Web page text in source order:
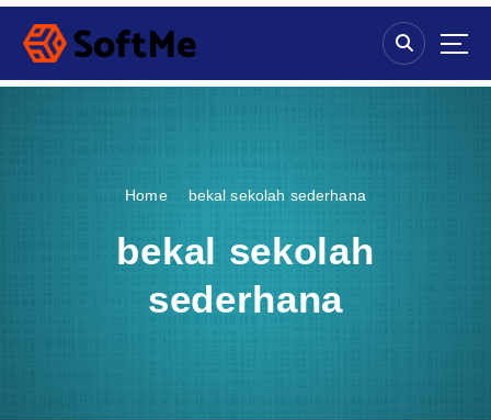
S
p
Home bekal sekolah sederhana
bekal sekolah
sederhana